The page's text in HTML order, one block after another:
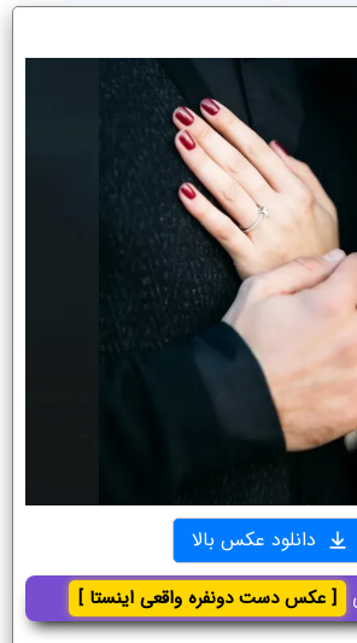
دانلود عکس بالا
[ عکس دست دونفره واقعی اینستا ]